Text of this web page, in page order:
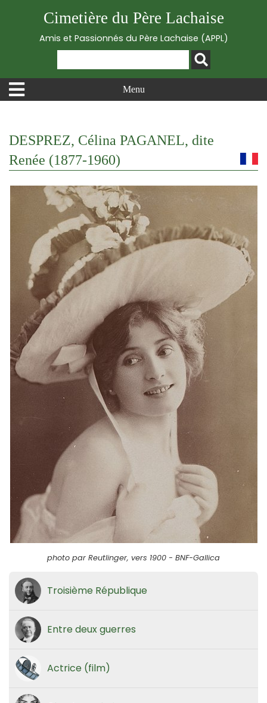
Cimetière du Père Lachaise
Amis et Passionnés du Père Lachaise (APPL)
Menu
DESPREZ, Célina PAGANEL, dite
Renée (1877-1960)
photo par Reutlinger, vers 1900 - BNF-Gallica
Troisième République
Entre deux guerres
Actrice (film)